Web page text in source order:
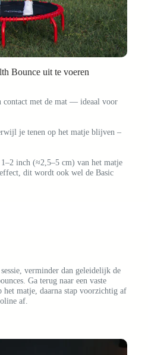
Bounce uit te voeren
contact met de mat — ideaal voor
je tenen op het matje blijven –
inch (≈2,5–5 cm) van het matje
dit wordt ook wel de Basic
verminder dan geleidelijk de
Ga terug naar een vaste
matje, daarna stap voorzichtig af
af.